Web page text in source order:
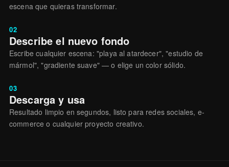
escena que quieras transformar.
02
Describe el nuevo fondo
Escribe cualquier escena: "playa al atardecer", "estudio de
mármol", "gradiente suave" — o elige un color sólido.
03
Descarga y usa
Resultado limpio en segundos, listo para redes sociales, e-
commerce o cualquier proyecto creativo.